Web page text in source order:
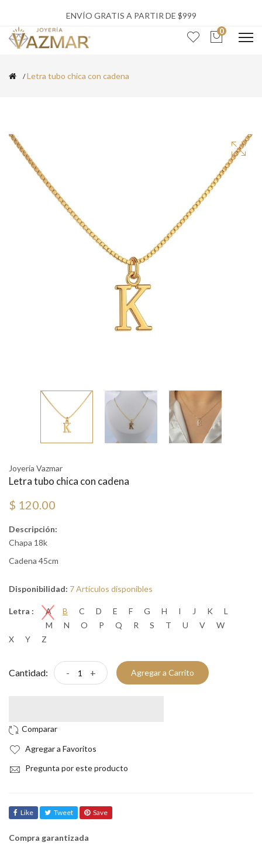
ENVÍO GRATIS A PARTIR DE $999
0
Letra tubo chica con cadena
Joyería Vazmar
Letra tubo chica con cadena
$ 120.00
Descripción:
Chapa 18k
Cadena 45cm
Disponibilidad: 7 Artículos disponibles
Letra : A B C D E F G H I J K
L
M
N O P Q R S T U V
W
X
Y Z
Cantidad: - + Agregar a Carrito
Agregar a Favoritos
Pregunta por este producto
Like Tweet Save
Compra garantizada